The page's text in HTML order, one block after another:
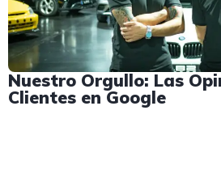
Nuestro Orgullo: Las
Clientes en Google